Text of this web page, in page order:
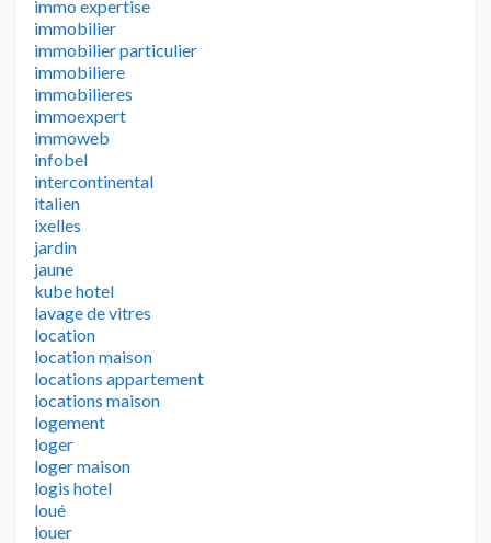
immo expertise
immobilier
immobilier particulier
immobiliere
immobilieres
immoexpert
immoweb
infobel
intercontinental
italien
ixelles
jardin
jaune
kube hotel
lavage de vitres
location
location maison
locations appartement
locations maison
logement
loger
loger maison
logis hotel
loué
louer